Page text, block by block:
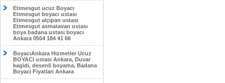
Etimesgut ucuz Boyacı
Etimesgut boyacı ustası
Etimesgut alçıpan ustası
Etimesgut asmatavan ustası
boya badana ustası boyacı
Ankara 0554 184 41 66
BoyacıAnkara Hizmetler Ucuz
BOYACI ustasi Ankara, Duvar
kagidi, desenli boyama, Badana
Boyaci Fiyatları Ankara